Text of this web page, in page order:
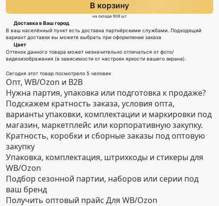
В корзину
на складе 908 шт
Доставка в Ваш город
В ваш населённый пункт есть доставка партнёрскими службами. Подходящий
вариант доставки вы можете выбрать при оформлении заказа
Цвет
Оттенок данного товара может незначительно отличаться от фото/
видеоизображения (в зависимости от настроек яркости вашего экрана).
Сегодня этот товар посмотрело 5 человек
Опт, WB/Ozon и B2B
Нужна партия, упаковка или подготовка к продаже?
Подскажем кратность заказа, условия опта,
варианты упаковки, комплектации и маркировки под
магазин, маркетплейс или корпоративную закупку.
Кратность, коробки и сборные заказы под оптовую
закупку
Упаковка, комплектация, штрихкоды и стикеры для
WB/Ozon
Подбор сезонной партии, наборов или серии под
ваш бренд
Получить оптовый прайс Для WB/Ozon